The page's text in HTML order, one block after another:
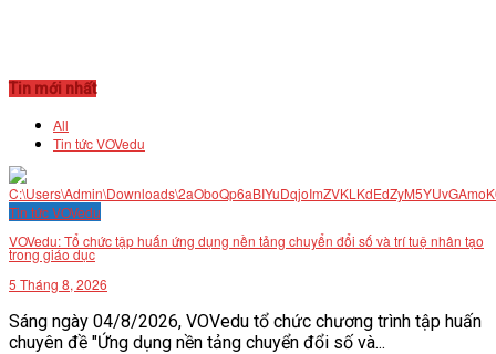
Tin mới nhất
All
Tin tức VOVedu
Tin tức VOVedu
VOVedu: Tổ chức tập huấn ứng dụng nền tảng chuyển đổi số và trí tuệ nhân tạo
trong giáo dục
5 Tháng 8, 2026
Sáng ngày 04/8/2026, VOVedu tổ chức chương trình tập huấn
chuyên đề "Ứng dụng nền tảng chuyển đổi số và...